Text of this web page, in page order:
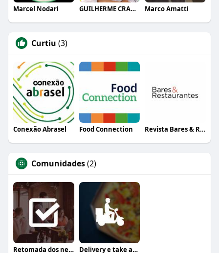
Marcel Nodari GUILHERME CRAMER BALLE Marco Amatti
Curtiu (3)
Conexão Abrasel Food Connection Revista Bares & Restaurantes
Comunidades(2)
Retomada dos negócios Delivery e take away